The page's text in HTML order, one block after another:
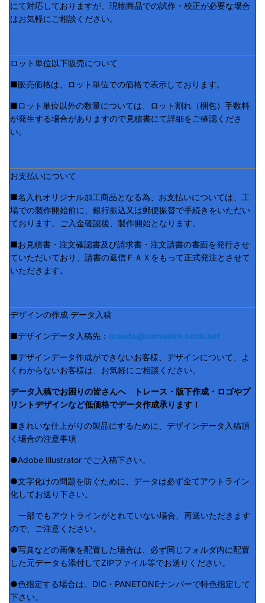
にて対応しておりますが、現物商品での試作・校正が必要な場合
はお気軽にご相談ください。
ロット単位以下販売について
■販売価格は、ロット単位での価格で表示しております。
■ロット単位以外の数量については、ロット割れ（梱包）手数料
が発生する場合がありますので見積書にて詳細をご確認くださ
い。
お支払いについて
■名入れオリジナル加工商品となる為、お支払いについては、工
場での製作開始前に、銀行振込又は郵便振替で手続きをいただい
ております。ご入金確認後、製作開始となります。
■お見積書・注文確認書及び請求書・注文請書の書面を発行させ
ていただいており、請書の返信ＦＡＸをもって正式発注とさせて
いただきます。
デザインの作成 データ入稿
■デザインデータ入稿先： maeda@namaeire.ocnk.net
■デザインデータ作成ができないお客様、デザインについて、よ
くわからないお客様は、お気軽にご相談ください。
データ入稿でお困りの皆さんへ トレース・版下作成・ロゴやプ
リントデザインなど低価格でデータ作成承ります！
■きれいな仕上がりの製品にするために、デザインデータ入稿頂
く場合の注意事項
●Adobe Illustrator でご入稿下さい。
●文字化けの問題を防ぐために、データは必ず全てアウトライン
化してお送り下さい。
一部でもアウトラインがとれていない場合、再送いただきます
ので、ご注意ください。
●写真などの画像を配置した場合は、必ず同じフォルダ内に配置
した元データも添付してZIPファイル等でお送りください。
●色指定する場合は、DIC・PANETONEナンバーで特色指定して
下さい。